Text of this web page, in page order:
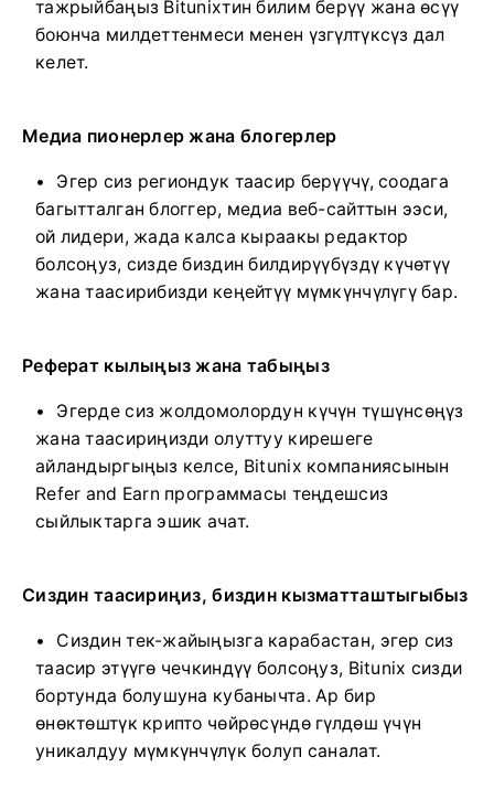
тажрыйбаңыз Bitunixтин билим берүү жана өсүү
боюнча милдеттенмеси менен үзгүлтүксүз дал
келет.
Медиа пионерлер жана блогерлер
Эгер сиз региондук таасир берүүчү, соодага
багытталган блоггер, медиа веб-сайттын ээси,
ой лидери, жада калса кыраакы редактор
болсоңуз, сизде биздин билдирүүбүздү күчөтүү
жана таасирибизди кеңейтүү мүмкүнчүлүгү бар.
Реферат кылыңыз жана табыңыз
Эгерде сиз жолдомолордун күчүн түшүнсөңүз
жана таасириңизди олуттуу кирешеге
айландыргыңыз келсе, Bitunix компаниясынын
Refer and Earn программасы теңдешсиз
сыйлыктарга эшик ачат.
Сиздин таасириңиз, биздин кызматташтыгыбыз
Сиздин тек-жайыңызга карабастан, эгер сиз
таасир этүүгө чечкиндүү болсоңуз, Bitunix сизди
бортунда болушуна кубанычта.Ар бир
өнөктөштүк крипто чөйрөсүндө гүлдөш үчүн
уникалдуу мүмкүнчүлүк болуп саналат.